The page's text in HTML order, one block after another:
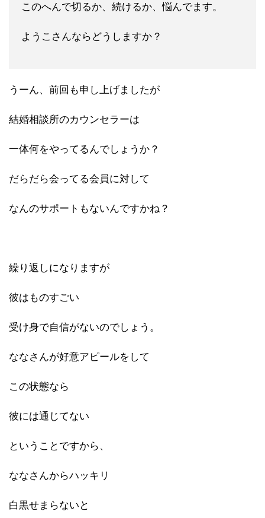
このへんで切るか、続けるか、悩んでます。
ようこさんならどうしますか？
うーん、前回も申し上げましたが
結婚相談所のカウンセラーは
一体何をやってるんでしょうか？
だらだら会ってる会員に対して
なんのサポートもないんですかね？
繰り返しになりますが
彼はものすごい
受け身で自信がないのでしょう。
ななさんが好意アピールをして
この状態なら
彼には通じてない
ということですから、
ななさんからハッキリ
白黒せまらないと